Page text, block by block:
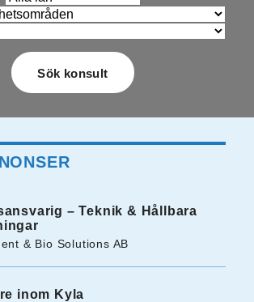
– Teknik & Hållbara
& Bio Solutions AB
inom Kyla